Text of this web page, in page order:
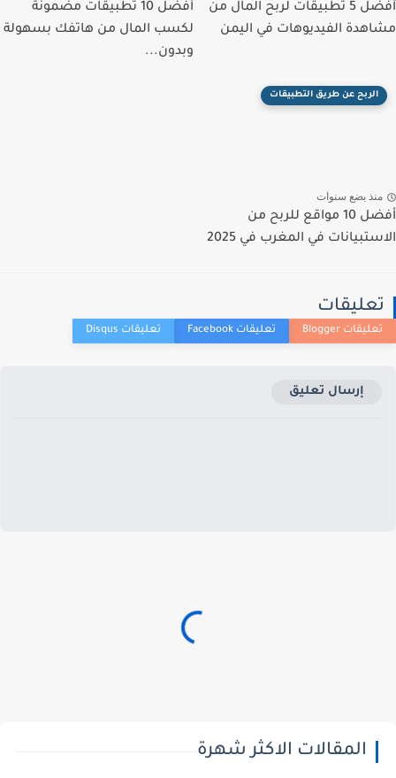
أفضل 5 تطبيقات لربح المال من
مشاهدة الفيديوهات في اليمن
أفضل 10 تطبيقات مضمونة
لكسب المال من هاتفك بسهولة
وبدون...
الربح عن طريق التطبيقات
منذ بضع سنوات
أفضل 10 مواقع للربح من
الاستبيانات في المغرب في 2025
تعليقات
إرسال تعليق
المقالات الاكثر شهرة